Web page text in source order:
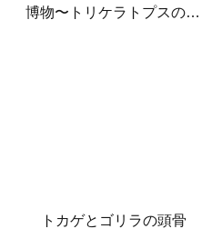
博物〜トリケラトプスの骨〜
トカゲとゴリラの頭骨